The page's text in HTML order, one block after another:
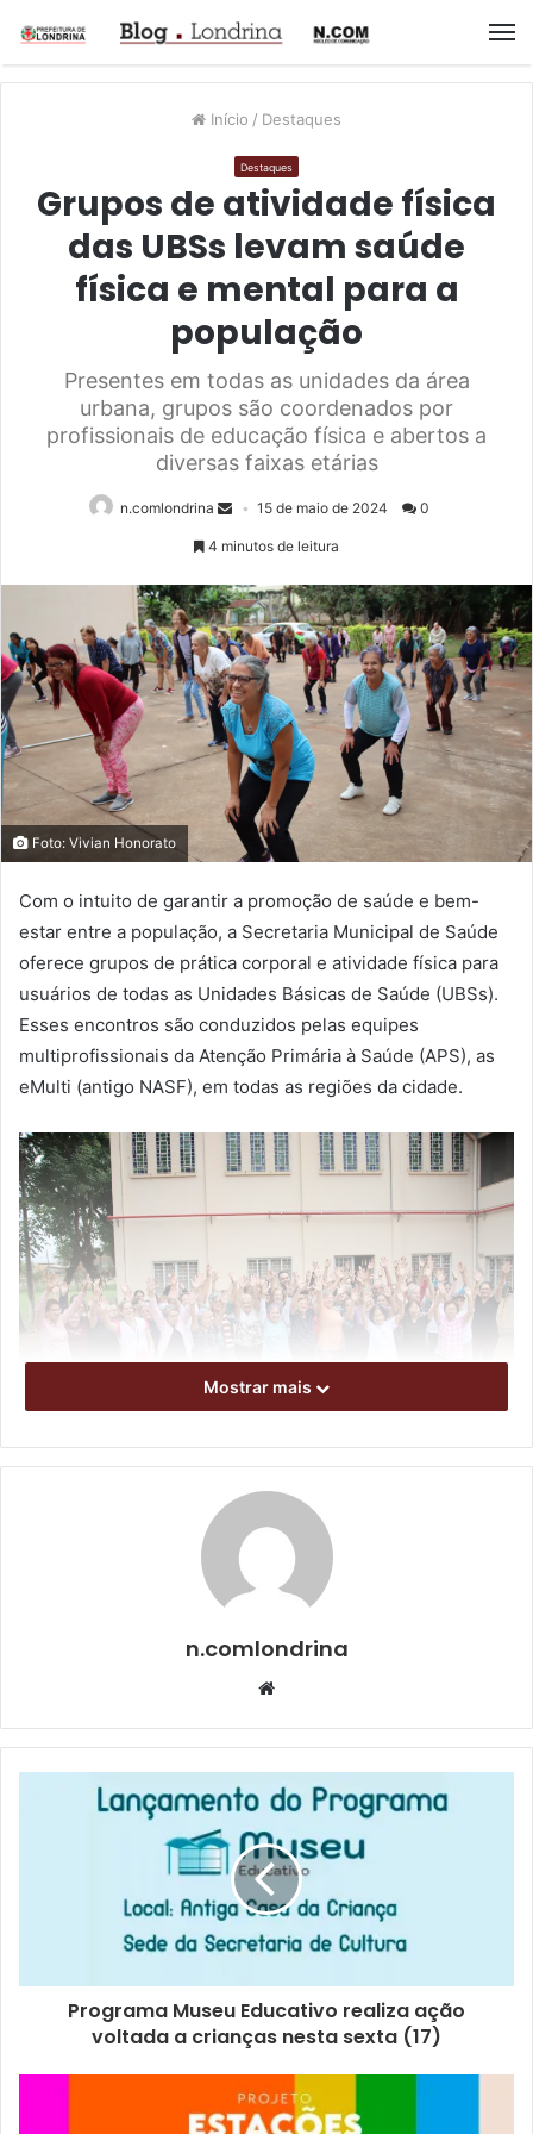
Início / Destaques
Destaques
Grupos de atividade física
das UBSs levam saúde
física e mental para a
população
Presentes em todas as unidades da área
urbana, grupos são coordenados por
profissionais de educação física e abertos a
diversas faixas etárias
n.comlondrina 15 de maio de 2024 0
4 minutos de leitura
Foto: Vivian Honorato
Com o intuito de garantir a promoção de saúde e bem-
estar entre a população, a Secretaria Municipal de Saúde
oferece grupos de prática corporal e atividade física para
usuários de todas as Unidades Básicas de Saúde (UBSs).
Esses encontros são conduzidos pelas equipes
multiprofissionais da Atenção Primária à Saúde (APS), as
eMulti (antigo NASF), em todas as regiões da cidade.
Para atender as 53 UBSs de Londrina, a cidade conta com
sete equipes eMulti. Na área urbana, os profissionais de
educação física conduzem os grupos de atividade física; já
os fisioterapeutas, que atuam na área urbana e distritos,
coordenam grupos de práticas corporais, envolvendo
Geralmente, a comunidade se reúne duas vezes por
com bastante movimento, com duração de uma hora. A
população idosa representa a maioria dos participantes,
mas os grupos são abertos a outras faixas etárias também.
Mostrar mais
n.comlondrina
Website
Programa Museu Educativo realiza ação
voltada a crianças nesta sexta (17)